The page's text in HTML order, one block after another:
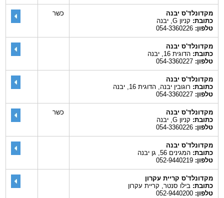
מקדונלד'ס יבנה
כתובת:קניון G, יבנה
טלפון:054-3360226
כשר
מקדונלד'ס יבנה
כתובת:הדוגית 16, יבנה
טלפון:054-3360227
מקדונלד'ס יבנה
כתובת:רוגובין יבנה, הדוגית 16, יבנה
טלפון:054-3360227
מקדונלד'ס יבנה
כתובת:קניון G, יבנה
טלפון:054-3360226
כשר
מקדונלד'ס יבנה
כתובת:המגינים 56, גן יבנה
טלפון:052-9440219
מקדונלד'ס קריית עקרון
כתובת:בילו סנטר, קריית עקרון
טלפון:052-9440200